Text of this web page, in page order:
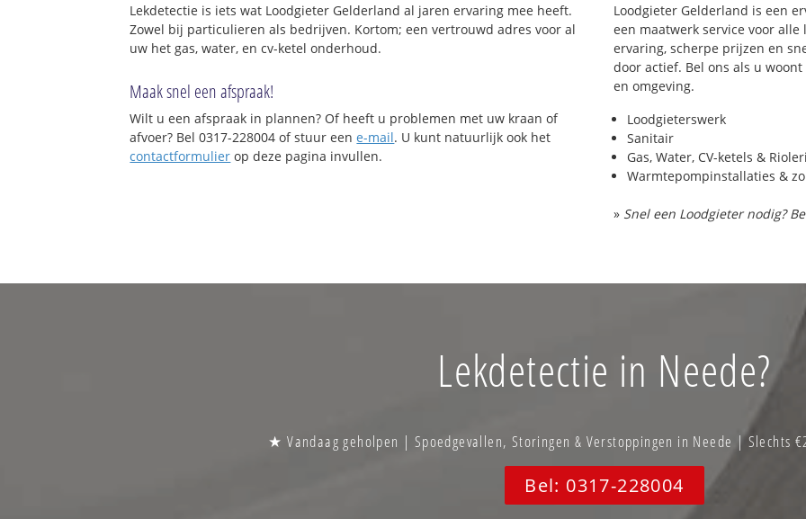
Lekdetectie is iets wat Loodgieter Gelderland al jaren ervaring mee heeft.
Zowel bij particulieren als bedrijven. Kortom; een vertrouwd adres voor al
uw het gas, water, en cv-ketel onderhoud.
Maak snel een afspraak!
Wilt u een afspraak in plannen? Of heeft u problemen met uw kraan of
afvoer? Bel 0317-228004 of stuur eene-mail. U kunt natuurlijk ook het
contactformulier op deze pagina invullen.
Loodgieter Gelderland is een
een maatwerk service voor
ervaring, scherpe prijzen en
door actief. Bel ons als u
en omgeving.
Loodgieterswerk
Sanitair
Gas, Water, CV-ketels &
Warmtepompinstallaties &
» Snel een Loodgieter nodig?
Lekdetectie in Neede?
★ Vandaag geholpen | Spoedgevallen, Storingen & Verstoppingen in Neede | Slechts
Bel: 0317-228004